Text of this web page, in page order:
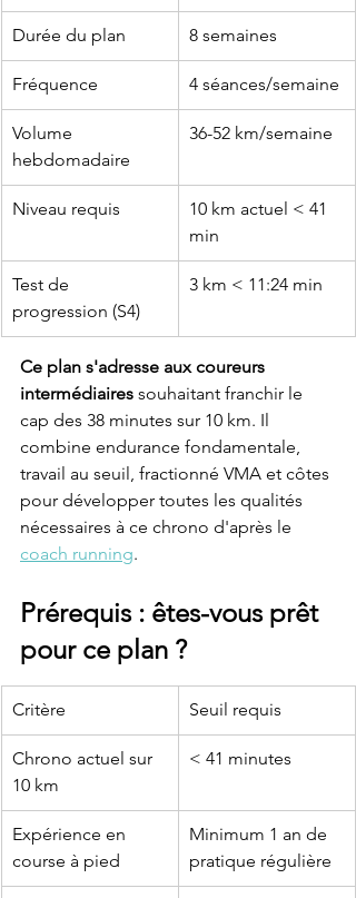
Durée du plan 8 semaines
Fréquence 4 séances/semaine
Volume
hebdomadaire
36-52 km/semaine
Niveau requis
10 km actuel < 41
min
Test de
progression (S4)
3 km < 11:24 min
Ce plan s'adresse aux coureurs
intermédiaires souhaitant franchir le
cap des 38 minutes sur 10 km. Il
combine endurance fondamentale,
travail au seuil, fractionné VMA et côtes
pour développer toutes les qualités
nécessaires à ce chrono d'après le
coach running.
Prérequis : êtes-vous prêt
pour ce plan ?
Critère Seuil requis
Chrono actuel sur
10 km
< 41 minutes
Expérience en
course à pied
Minimum 1 an de
pratique régulière